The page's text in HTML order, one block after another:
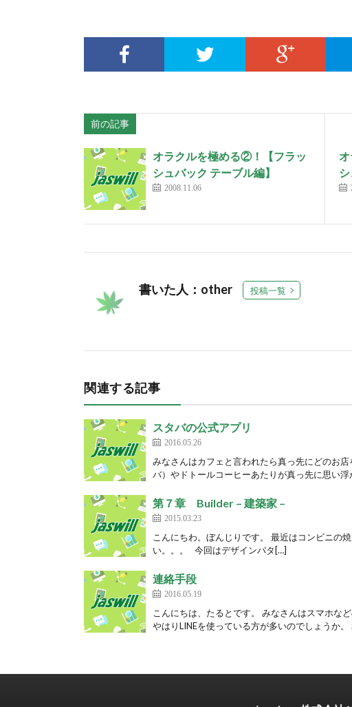
前の記事
オラクルを極める②！【フラッ
シュバック テーブル編】
2008.11.06
書いた人：other 投稿一覧
関連する記事
スタバの公式アプリ
2016.05.26
みなさんはカフェと言われたら真っ先にどのお
バ）やドトールコーヒーあたりが真っ先に思い
第７章 Builder – 建築家 –
2015.03.23
こんにちわ。ぼんじりです。 最近はコンビニの
い。。。 今回はデザインパタ[…]
連絡手段
2016.05.19
こんにちは、たるとです。 みなさんはスマホな
やはりLINEを使っている方が多いのでしょうか。